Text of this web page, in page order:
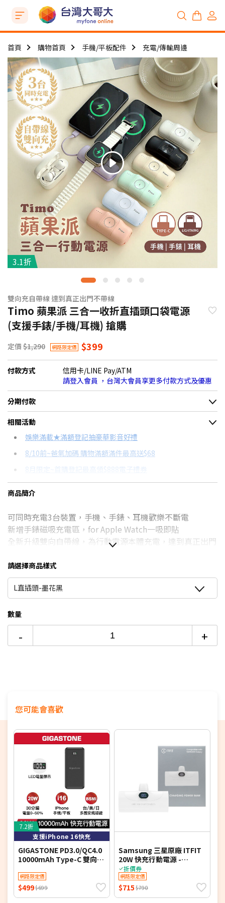
首頁 購物首頁 手機/平板配件 充電/傳輸周邊
3.1折
雙向充自帶線 達到真正出門不帶線
Timo 蘋果派 三合一收折直插頭口袋電源
(支援手錶/手機/耳機) 搶購
定價 $1,290 網路限定價 $399
付款方式
信用卡/LINE Pay/ATM
請登入會員 ，台灣大會員享更多付款方式及優惠
分期付款
＊實際可分期數、適用利率，請以購物車顯示為主
信用卡分期
分期數
12期
24期
每期金額
$35
$18
配合銀行/業者
18家銀行/業者
18家銀行/業者
相關活動
娛樂滿載★滿額登記抽豪華影音好禮
8/10前~爸氣加碼 購物滿額滿件最高送$68
8月限定~首購登記最高領$888電子禮券
台灣大哥大Open Possible聯名卡滿額最高回饋25%
更多信用卡分期0利率滿額享回饋
行動電源怎麼挑→點我看達人教你買
商品簡介
可同時充電3台裝置，手機、手錶、耳機歡樂不斷電
新增手錶磁吸充電區，for Apple Watch一吸即貼
全新升級雙向自帶線，為行動電源本體充電，達到真正出門
超輕量107g，小廢包無負擔
插頭可收折，收進包包不易折斷
請選擇商品樣式
L直插頭-墨花黑
數量
- +
您可能會喜歡
7.2折
支援iPhone 16快充
GIGASTONE PD3.0/QC4.0
10000mAh Type-C 雙向快
網路限定價
$499$699
Samsung 三星原廠 ITFIT
20W 快充行動電源 -
5000mAh (ITPW30)
折價券
網路限定價
$715 $790